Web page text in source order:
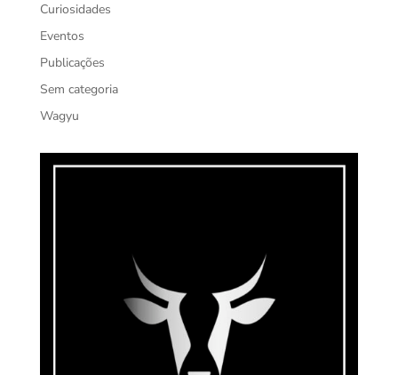
Curiosidades
Eventos
Publicações
Sem categoria
Wagyu